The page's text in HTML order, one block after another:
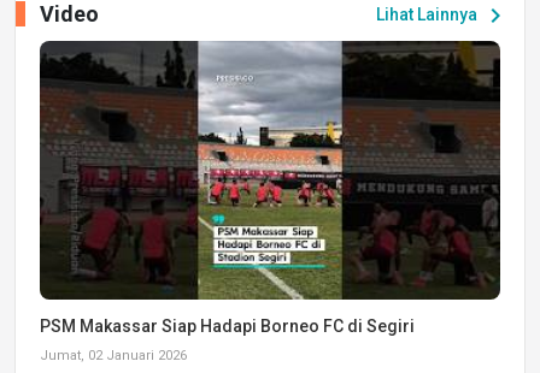
Lihat Lainnya chevron_right
Video
PSM Makassar Siap Hadapi Borneo FC di Segiri
Jumat, 02 Januari 2026